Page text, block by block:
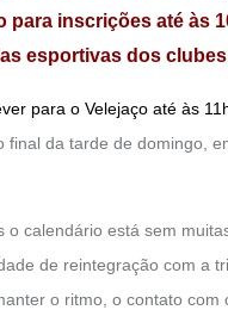
para inscrições até às
esportivas dos
para o Velejaço até às
final da tarde de domingo,
o calendário está sem
de reintegração com a
o ritmo, o contato com